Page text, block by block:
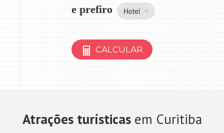
e prefiro Hotel
CALCULAR
Atrações turísticasem Curitiba